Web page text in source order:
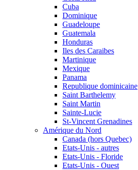
Cuba
Dominique
Guadeloupe
Guatemala
Honduras
Iles des Caraibes
Martinique
Mexique
Panama
Republique dominicaine
Saint Barthelemy
Saint Martin
Sainte-Lucie
St-Vincent Grenadines
Amérique du Nord
Canada (hors Quebec)
Etats-Unis - autres
Etats-Unis - Floride
Etats-Unis - Ouest